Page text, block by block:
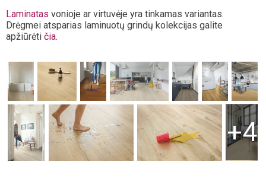
Laminatas vonioje ar virtuvėje yra tinkamas variantas.
Drėgmei atsparias laminuotų grindų kolekcijas galite
apžiūrėti čia.
+4